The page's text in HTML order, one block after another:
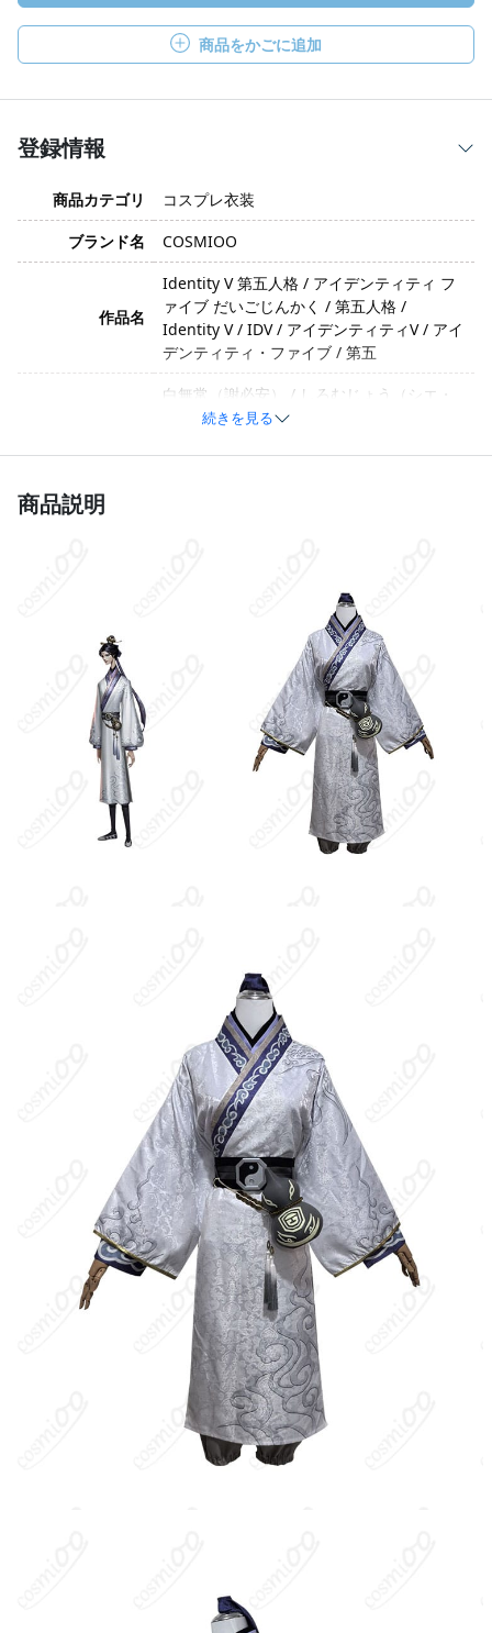
商品をかごに追加
登録情報
商品カテゴリ
コスプレ衣装
ブランド名
COSMIOO
作品名
Identity V 第五人格 / アイデンティティ フ
ァイブ だいごじんかく / 第五人格 /
Identity V / IDV / アイデンティティV / アイ
デンティティ・ファイブ / 第五
白無常（謝必安） / しろむじょう（シエ・
ビアン） / 白無常 / 謝必安 / 白 / 白ガード /
黒無常（白） / Wuchang（White）
イメージ
ロットによって変更される可能性がありま
セット内容
長着、ズボン、インナー、ベルト、ヘアバ
ンド、ヒョウタン（製造ロットによって変
更される可能性があります）
サイズ
S、M、L、XL、XXL
発送予定
加工に7～15営業日、配送に5～7営業日（※
土日祝除く）、合計で12～22営業日程度で
演、ハロウィン、アニメコン、パーティー
ハンガーに吊るす、収納ケースに入れる、
衣装袋に保管
新品未使用
洗濯方法
手洗い推奨、漂白不可
白黒無常（Wuchang）は2つの姿を切り替えて戦うハンター。白
無常（謝必安）と黒無常（范無咎）が一本の傘を媒介に同体とな
り、状況に応じて姿を交代する。白無常は白装束と高帽が特徴
で、幽冥の使者として魂を導く存在という民間伝承モチーフを色
濃く反映したデザイン。機動力と位置取りに長け、傘を活かした
距離詰め・連携でサバイバーを追い詰める。
：・白無常（謝必安）は、冥府の使者をモチー
フにした優美かつ冷ややかな人格。白を基調とした長衣と長身の
帽子、面のように無機質な表情が象徴的。 ・白黒無常は一本の傘
を共有し、姿を切り替えることで立ち回りが変化する。白無常は
直線的で間合い管理に秀で、的確な追撃で圧をかけるスタイルが
持ち味。 ・コスチュームは“陰陽司公”風の意匠を忠実に再現した
初期衣装準拠のデザインで、シルエット・装飾・配色が原作の雰
続きを見る
商品説明